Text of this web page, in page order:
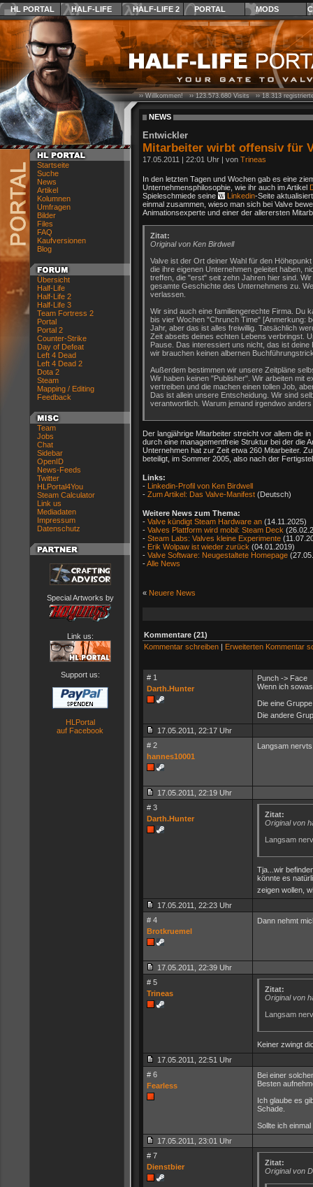
HL PORTAL HALF-LIFE HALF-LIFE 2 PORTAL MODS
Startseite
Suche
News
Artikel
Kolumnen
Umfragen
Bilder
Files
FAQ
Kaufversionen
Blog
Übersicht
Half-Life
Half-Life 2
Half-Life 3
Team Fortress 2
Portal
Portal 2
Counter-Strike
Day of Defeat
Left 4 Dead
Left 4 Dead 2
Dota 2
Steam
Mapping / Editing
Feedback
Team
Jobs
Chat
Sidebar
OpenID
News-Feeds
Twitter
HLPortal4You
Steam Calculator
Link us
Mediadaten
Impressum
Datenschutz
Special Artworks by
Link us:
Support us:
HLPortal
auf Facebook
›› Willkommen! ››123.573.680Visits ››18.313
NEWS
Entwickler
Mitarbeiter wirbt offensiv für
17.05.2011 | 22:01 Uhr | von Trineas
In den letzten Tagen und Wochen gab es eine
Unternehmensphilosophie, wie ihr auch im Artikel
Spieleschmiede seine
Linkedin-Seite
einmal zusammen, wieso man sich bei Valve
Animationsexperte und einer der allerersten
Zitat:
Original von Ken Birdwell
Valve ist der Ort deiner Wahl für den
die ihre eigenen Unternehmen geleitet haben,
treffen, die "erst" seit zehn Jahren hier sind.
gesamte Geschichte des Unternehmens zu.
verlassen.
Wir sind auch eine familiengerechte Firma. Du
bis vier Wochen "Chrunch Time" [Anmerkung:
Jahr, aber das ist alles freiwillig. Tatsächlich
Zeit abseits deines echten Lebens verbringst.
Pause. Das interessiert uns nicht, das ist
wir brauchen keinen albernen
Außerdem bestimmen wir unsere Zeitpläne
Wir haben keinen "Publisher". Wir arbeiten mit
vertreiben und die machen einen tollen Job,
Das ist allein unsere Entscheidung. Wir sind
verantwortlich. Warum jemand irgendwo
Der langjährige Mitarbeiter streicht vor allem die
durch eine managementfreie Struktur bei der die
Unternehmen hat zur Zeit etwa 260 Mitarbeiter.
beteiligt, im Sommer 2005, also nach der
Links:
- Linkedin-Profil von Ken Birdwell
- Zum Artikel: Das Valve-Manifest (Deutsch)
Weitere News zum Thema:
- Valve kündigt Steam Hardware an (14.11.2025)
- Valves Plattform wird mobil: Steam Deck
- Steam Labs: Valves kleine Experimente
- Erik Wolpaw ist wieder zurück (04.01.2019)
- Valve Software: Neugestaltete Homepage
-Alle News
« Neuere News
Kommentare (21)
Kommentar schreiben | Erweiterten Kommentar
# 1
Darth.Hunter
Punch -> Face
Wenn ich
Die eine
Die andere
17.05.2011, 22:17 Uhr
# 2
hannes10001
Langsam
17.05.2011, 22:19 Uhr
# 3
Darth.Hunter
Zitat:
Original von
Langsam
Tja...wir
könnte es
zeigen wollen,
17.05.2011, 22:23 Uhr
# 4
Brotkruemel
Dann nehmt
17.05.2011, 22:39 Uhr
# 5
Trineas
Zitat:
Original von
Langsam
Keiner zwingt
17.05.2011, 22:51 Uhr
# 6
Fearless
Bei einer
Besten
Ich glaube es
Schade.
Sollte ich
17.05.2011, 23:01 Uhr
# 7
Dienstbier
Zitat:
Original von